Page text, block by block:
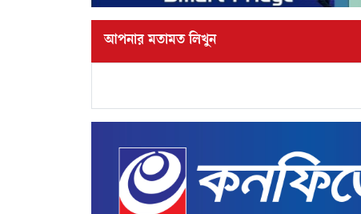
আপনার মতামত লিখুন